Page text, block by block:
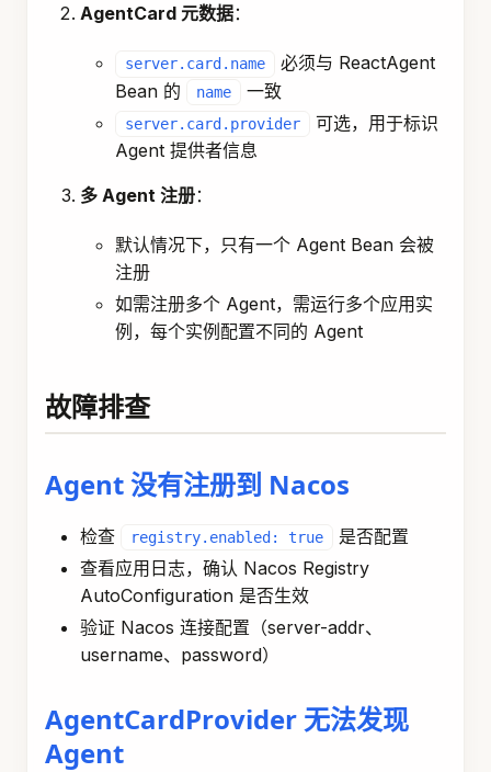
AgentCard 元数据：
server.card.name
必须与 ReactAgent
Bean 的
name 一致
server.card.provider
可选，用于标识
Agent 提供者信息
多 Agent 注册：
默认情况下，只有一个 Agent Bean 会被
注册
如需注册多个 Agent，需运行多个应用实
例，每个实例配置不同的 Agent
故障排查
Agent 没有注册到 Nacos
检查 registry.enabled: true
是否配置
查看应用日志，确认 Nacos Registry
AutoConfiguration 是否生效
验证 Nacos 连接配置（server-addr、
username、password）
AgentCardProvider 无法发现
Agent